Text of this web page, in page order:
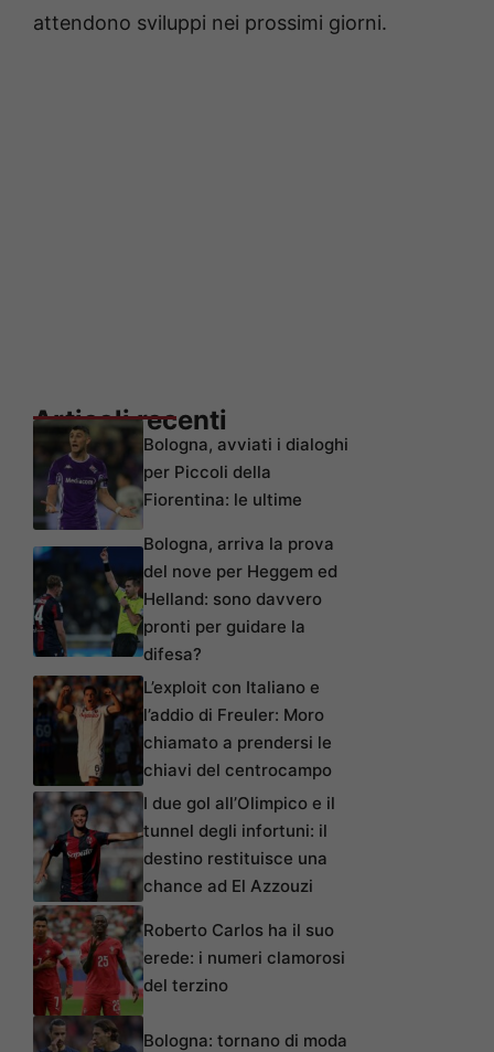
attendono sviluppi nei prossimi giorni.
Articoli recenti
Bologna, avviati i dialoghi
per Piccoli della
Fiorentina: le ultime
Bologna, arriva la prova
del nove per Heggem ed
Helland: sono davvero
pronti per guidare la
difesa?
L’exploit con Italiano e
l’addio di Freuler: Moro
chiamato a prendersi le
chiavi del centrocampo
I due gol all’Olimpico e il
tunnel degli infortuni: il
destino restituisce una
chance ad El Azzouzi
Roberto Carlos ha il suo
erede: i numeri clamorosi
del terzino
Bologna: tornano di moda